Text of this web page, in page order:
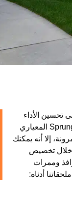
تحسين الأداء
العام لهيكل Sprung لديك. في حين أن تصميم Sprung المعياري
إلا أنه يمكنك
خلال تخصيص
وممرات
أدناه: